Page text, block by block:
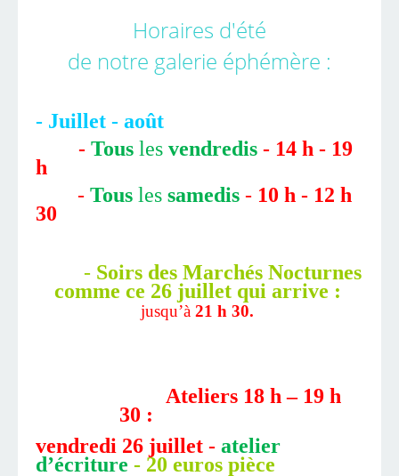
Horaires d'été
de notre galerie éphémère :
- Juillet - août
- Tous les vendredis - 14 h - 19
h
-Tous les samedis- 10 h - 12 h
30
- Soirs des Marchés Nocturnes
comme ce 26 juillet qui arrive :
jusqu’à 21 h 30.
Ateliers 18 h – 19 h
30 :
vendredi 26 juillet - atelier
d’écriture - 20 euros pièce